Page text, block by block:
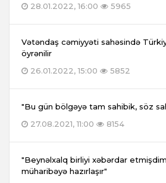
28.01.2022, 16:00
5965
Vətəndaş cəmiyyəti sahəsində
öyrənilir
26.01.2022, 15:00
5852
"Bu gün bölgəyə tam sahibik, söz
27.08.2021, 11:00
8154
"Beynəlxalq birliyi xəbərdar
müharibəyə hazırlaşır"